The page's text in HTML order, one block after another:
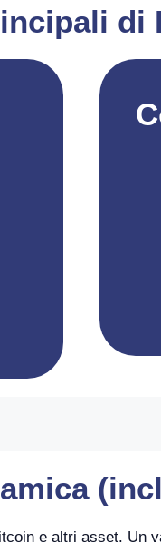
di
e altri asset.